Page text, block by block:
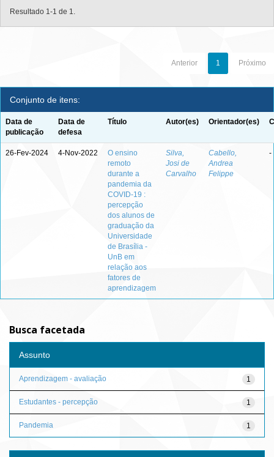
Resultado 1-1 de 1.
Anterior 1 Próximo
Conjunto de itens:
Data de
publicação
Data de
defesa
Título Autor(es) Orientador(es)
26-Fev-2024 4-Nov-2022
O ensino
remoto
durante a
pandemia da
COVID-19 :
percepção
dos alunos de
graduação da
Universidade
de Brasília -
UnB em
relação aos
fatores de
aprendizagem
Silva,
Josi de
Carvalho
Cabello,
Andrea
Felippe
-
Busca facetada
Assunto
1
Aprendizagem - avaliação
1
Estudantes - percepção
1
Pandemia